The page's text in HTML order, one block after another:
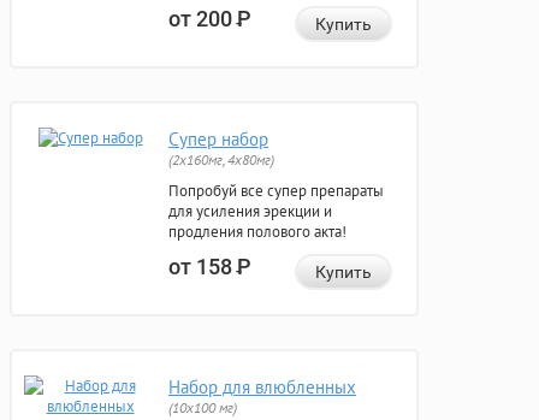
от 200Р Купить
Супер набор
(2х160мг, 4х80мг)
Попробуй все супер препараты
для усиления эрекции и
продления полового акта!
от 158Р Купить
Набор для влюбленных
(10х100 мг)